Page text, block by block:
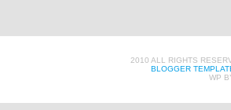
2010 ALL RIGHTS
BLOGGER
WP